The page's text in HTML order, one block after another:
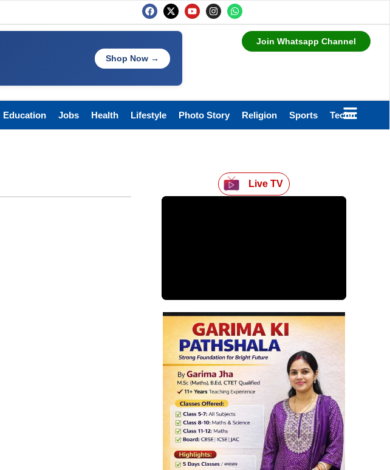
Shop Now →
Join Whatsapp Channel
Education Jobs Health Lifestyle Photo Story Religion Sports Technology
Live TV